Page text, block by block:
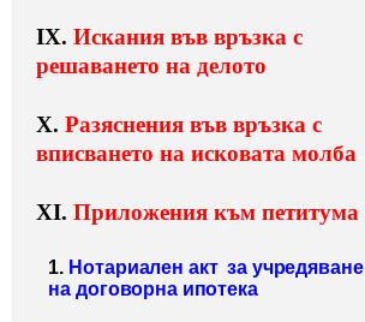
ІХ.Искания във връзка с
решаването на делото
Х.Разяснения във връзка с
вписването на исковата молба
ХІ.Приложения към петитума
1. Нотариален акт за учредяване
на договорна ипотека